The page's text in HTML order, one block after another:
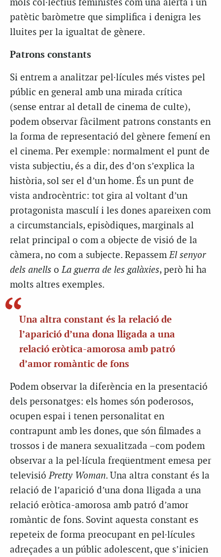
mols col·lectius feministes com una alerta i un
patètic baròmetre que simplifica i denigra les
lluites per la igualtat de gènere.
Patrons constants
Si entrem a analitzar pel·lícules més vistes pel
públic en general amb una mirada crítica
(sense entrar al detall de cinema de culte),
podem observar fàcilment patrons constants en
la forma de representació del gènere femení en
el cinema. Per exemple: normalment el punt de
vista subjectiu, és a dir, des d’on s’explica la
història, sol ser el d’un home. És un punt de
vista androcèntric: tot gira al voltant d’un
protagonista masculí i les dones apareixen com
a circumstancials, episòdiques, marginals al
relat principal o com a objecte de visió de la
càmera, no com a subjecte. RepassemEl senyor
dels anells oLa guerra de les galàxies, però hi ha
molts altres exemples.
Una altra constant és la relació de
l’aparició d’una dona lligada a una
relació eròtica-amorosa amb patró
d’amor romàntic de fons
Podem observar la diferència en la presentació
dels personatges: els homes són poderosos,
ocupen espai i tenen personalitat en
contrapunt amb les dones, que són filmades a
trossos i de manera sexualitzada –com podem
observar a la pel·lícula freqüentment emesa per
televisió Pretty Woman. Una altra constant és la
relació de l’aparició d’una dona lligada a una
relació eròtica-amorosa amb patró d’amor
romàntic de fons. Sovint aquesta constant es
repeteix de forma preocupant en pel·lícules
adreçades a un públic adolescent, que s’inicien